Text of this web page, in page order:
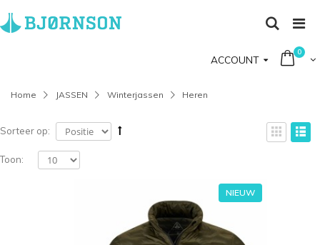
ACCOUNT
0
Home JASSEN Winterjassen Heren
Sorteer op:
Toon:
NIEUW